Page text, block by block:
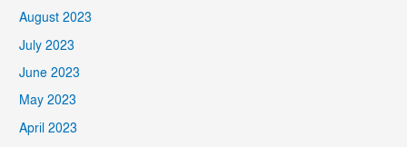
August 2023
July 2023
June 2023
May 2023
April 2023